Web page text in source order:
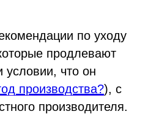
по уходу
продлевают
условии, что он
производства?), с
производителя.